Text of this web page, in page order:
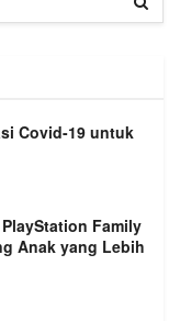
Covid-19 untuk
Family
Anak yang Lebih